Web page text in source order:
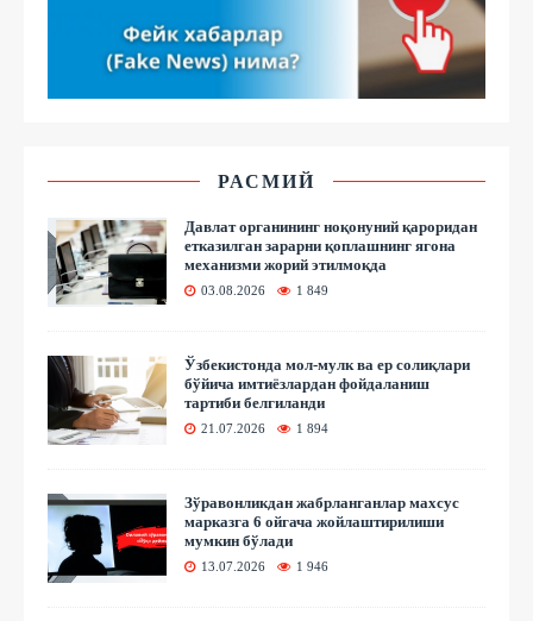
РАСМИЙ
Давлат органининг ноқонуний қароридан
етказилган зарарни қоплашнинг ягона
механизми жорий этилмоқда
03.08.2026 1 849
Ўзбекистонда мол-мулк ва ер солиқлари
бўйича имтиёзлардан фойдаланиш
тартиби белгиланди
21.07.2026 1 894
Зўравонликдан жабрланганлар махсус
марказга 6 ойгача жойлаштирилиши
мумкин бўлади
13.07.2026 1 946